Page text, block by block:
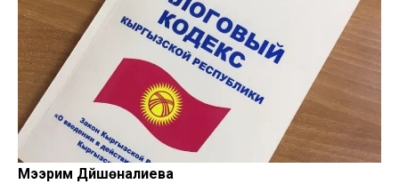
Мээрим Дүйшөналиева